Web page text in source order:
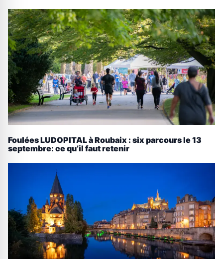
Foulées LUDOPITAL à Roubaix : six parcours le 13
septembre: ce qu’il faut retenir